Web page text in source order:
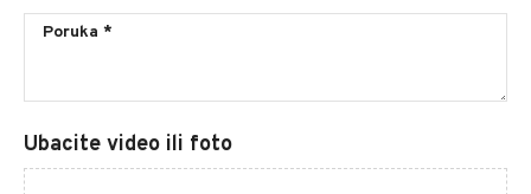
Ubacite video ili foto